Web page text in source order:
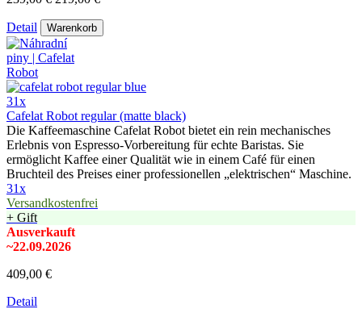
Detail Warenkorb
31x
Cafelat Robot regular (matte black)
Die Kaffeemaschine Cafelat Robot bietet ein rein mechanisches
Erlebnis von Espresso-Vorbereitung für echte Baristas. Sie
ermöglicht Kaffee einer Qualität wie in einem Café für einen
Bruchteil des Preises einer professionellen „elektrischen“ Maschine.
31x
Versandkostenfrei
+ Gift
Ausverkauft
~22.09.2026
409,00 €
Detail